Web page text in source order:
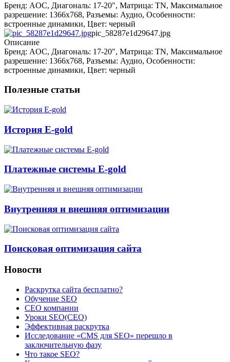
Бренд: AOC, Диагональ: 17-20", Матрица: TN, Максимальное
разрешение: 1366x768, Разъемы: Аудио, Особенности:
встроенные динамики, Цвет: черный
pic_58287e1d29647.jpg
Описание
Бренд: AOC, Диагональ: 17-20", Матрица: TN, Максимальное
разрешение: 1366x768, Разъемы: Аудио, Особенности:
встроенные динамики, Цвет: черный
Полезные статьи
История E-gold
Платежные системы E-gold
Внутренняя и внешняя оптимизации
Поисковая оптимизация сайта
Новости
Раскрутка сайта бесплатно?
Обучение SEO
CEO компании
Уроки SEO(СЕО)
Эффективная раскрутка
Исследование «CMS для SEO» перешло в
заключительную фазу
Что такое SEO?